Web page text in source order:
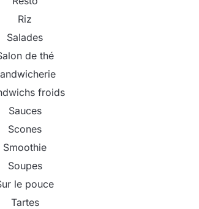
Riz
Salades
de thé
froids
Sauces
Scones
Smoothie
Soupes
le pouce
Tartes